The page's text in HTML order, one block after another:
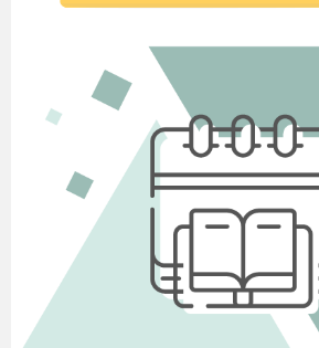
Про який процес йде
Поясніть які умови
фотосинтезу.
Що мається на увазі у
увійшов
(енергія світла
енергію органічних
вживаємо, щоб
Кажуть , що
допоможе
проблеми . Як ви
(енергетичну,